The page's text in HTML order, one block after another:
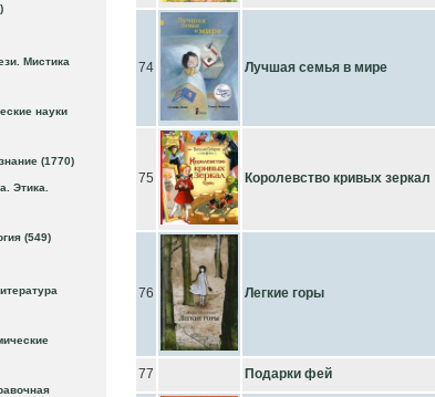
Мистика
науки
(1770)
Этика.
(549)
74 Лучшая семья в мире
75 Королевство кривых зеркал
76 Легкие горы
77 Подарки фей